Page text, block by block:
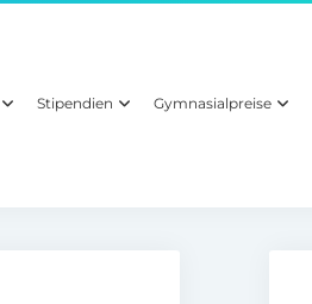
Stipendien Gymnasialpreise